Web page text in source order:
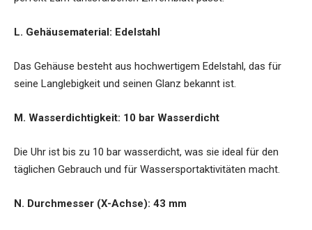
L. Gehäusematerial: Edelstahl
Das Gehäuse besteht aus hochwertigem Edelstahl, das für
seine Langlebigkeit und seinen Glanz bekannt ist.
M. Wasserdichtigkeit: 10 bar Wasserdicht
Die Uhr ist bis zu 10 bar wasserdicht, was sie ideal für den
täglichen Gebrauch und für Wassersportaktivitäten macht.
N. Durchmesser (X-Achse): 43 mm